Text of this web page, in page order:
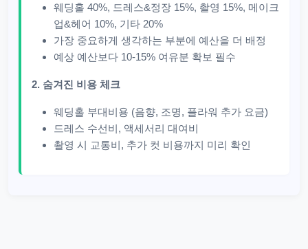
웨딩홀 40%, 드레스&정장 15%, 촬영 15%, 메이크
업&헤어 10%, 기타 20%
가장 중요하게 생각하는 부분에 예산을 더 배정
예상 예산보다 10-15% 여유분 확보 필수
2. 숨겨진 비용 체크
웨딩홀 부대비용 (음향, 조명, 플라워 추가 요금)
드레스 수선비, 액세서리 대여비
촬영 시 교통비, 추가 컷 비용까지 미리 확인